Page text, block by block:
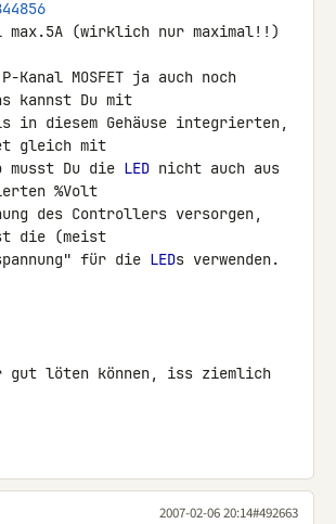
max.5A (wirklich nur maximal!!)
Kanal MOSFET ja auch noch
kannst Du mit
in diesem Gehäuse integrierten,
gleich mit
musst Du die LED nicht auch aus
%Volt
des Controllers versorgen,
die (meist
für die LEDs verwenden.
gut löten können, iss ziemlich
2007-02-06 20:14#492663